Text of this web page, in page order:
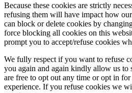
Because these cookies are strictly
refusing them will have impact how
can block or delete cookies by
force blocking all cookies on this
prompt you to accept/refuse cookies
We fully respect if you want to refuse
you again and again kindly allow us to
are free to opt out any time or opt in
experience. If you refuse cookies we